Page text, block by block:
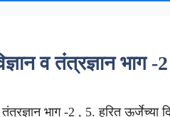
व तंत्रज्ञान
व तंत्रज्ञान भाग -2 , 5. हरित